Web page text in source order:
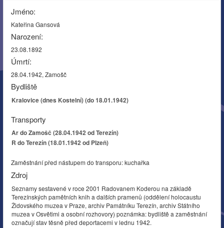
Jméno:
Kateřina Gansová
Narození:
23.08.1892
Úmrtí:
28.04.1942, Zamošč
Bydliště
Kralovice (dnes Kostelní) (do 18.01.1942)
Transporty
Ar do Zamošč (28.04.1942 od Terezín)
R do Terezín (18.01.1942 od Plzeň)
Zaměstnání před nástupem do transporu: kuchařka
Zdroj
Seznamy sestavené v roce 2001 Radovanem Koderou na základě
Terezínských pamětních knih a dalších pramenů (oddělení holocaustu
Židovského muzea v Praze, archiv Památníku Terezín, archiv Státního
muzea v Osvětimi a osobní rozhovory) poznámka: bydliště a zaměstnání
označují stav těsně před deportacemi v lednu 1942.